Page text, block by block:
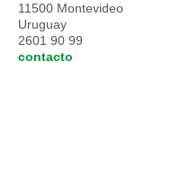
11500 Montevideo
Uruguay
2601 90 99
contacto